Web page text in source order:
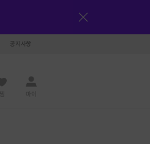
공지사항
찜 마이